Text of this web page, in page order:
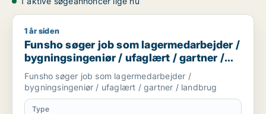
Funsho søger job som lagermedarbejder /
1 år siden
Funsho søger job som lagermedarbejder /
bygningsingeniør / ufaglært / gartner /
landbrug
Funsho søger job som lagermedarbejder /
bygningsingeniør / ufaglært / gartner / landbrug
Type